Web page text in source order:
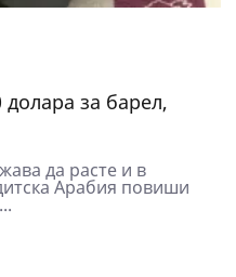
за барел,
да расте и в
Арабия повиши